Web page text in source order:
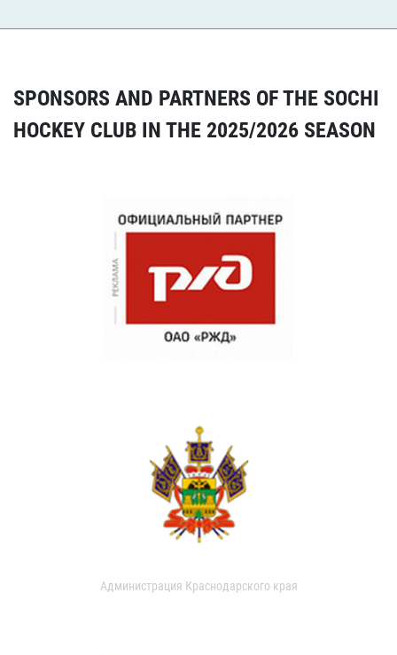
SPONSORS AND PARTNERS OF THE SOCHI
HOCKEY CLUB IN THE 2025/2026 SEASON
Администрация Краснодарского края